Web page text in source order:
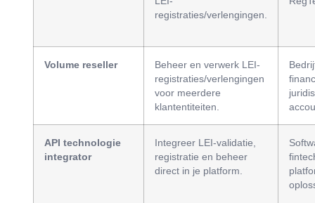
registraties/verlengingen.
Volume reseller
Beheer en verwerk LEI-
registraties/verlengingen
voor meerdere
klantentiteiten.
API technologie
integrator
Integreer LEI-validatie,
registratie en beheer
direct in je platform.